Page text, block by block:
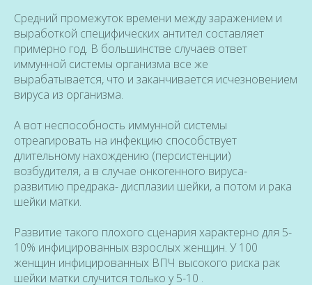
Средний промежуток времени между заражением и
выработкой специфических антител составляет
примерно год. В большинстве случаев ответ
иммунной системы организма все же
вырабатывается, что и заканчивается исчезновением
вируса из организма.
А вот неспособность иммунной системы
отреагировать на инфекцию способствует
длительному нахождению (персистенции)
возбудителя, а в случае онкогенного вируса-
развитию предрака- дисплазии шейки, а потом и рака
шейки матки.
Развитие такого плохого сценария характерно для 5-
10% инфицированных взрослых женщин. У 100
женщин инфицированных ВПЧ высокого риска рак
шейки матки случится только у 5-10 .